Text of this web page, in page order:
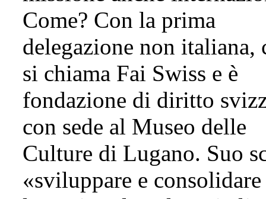
Come? Con la prima
delegazione non italiana,
si chiama Fai Swiss e è
fondazione di diritto
con sede al Museo delle
Culture di Lugano. Suo
«sviluppare e